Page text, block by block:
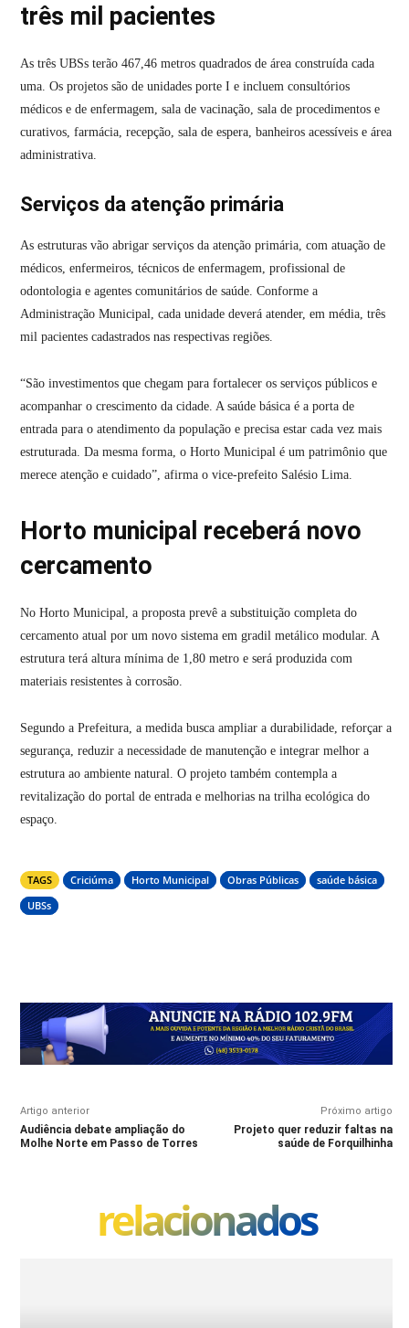
três mil pacientes
As três UBSs terão 467,46 metros quadrados de área construída cada
uma. Os projetos são de unidades porte I e incluem consultórios
médicos e de enfermagem, sala de vacinação, sala de procedimentos e
curativos, farmácia, recepção, sala de espera, banheiros acessíveis e área
administrativa.
Serviços da atenção primária
As estruturas vão abrigar serviços da atenção primária, com atuação de
médicos, enfermeiros, técnicos de enfermagem, profissional de
odontologia e agentes comunitários de saúde. Conforme a
Administração Municipal, cada unidade deverá atender, em média, três
mil pacientes cadastrados nas respectivas regiões.
“São investimentos que chegam para fortalecer os serviços públicos e
acompanhar o crescimento da cidade. A saúde básica é a porta de
entrada para o atendimento da população e precisa estar cada vez mais
estruturada. Da mesma forma, o Horto Municipal é um patrimônio que
merece atenção e cuidado”, afirma o vice-prefeito Salésio Lima.
Horto municipal receberá novo
cercamento
No Horto Municipal, a proposta prevê a substituição completa do
cercamento atual por um novo sistema em gradil metálico modular. A
estrutura terá altura mínima de 1,80 metro e será produzida com
materiais resistentes à corrosão.
Segundo a Prefeitura, a medida busca ampliar a durabilidade, reforçar a
segurança, reduzir a necessidade de manutenção e integrar melhor a
estrutura ao ambiente natural. O projeto também contempla a
revitalização do portal de entrada e melhorias na trilha ecológica do
espaço.
TAGS Criciúma Horto Municipal Obras Públicas
saúde básica
UBSs
Artigo anterior
Audiência debate ampliação do
Molhe Norte em Passo de Torres
Próximo artigo
Projeto quer reduzir faltas na
saúde de Forquilhinha
relacionados